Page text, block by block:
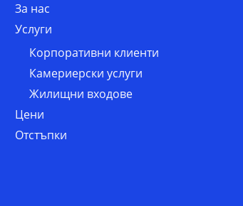
За нас
Услуги
Корпоративни клиенти
Камериерски услуги
Жилищни входове
Цени
Отстъпки